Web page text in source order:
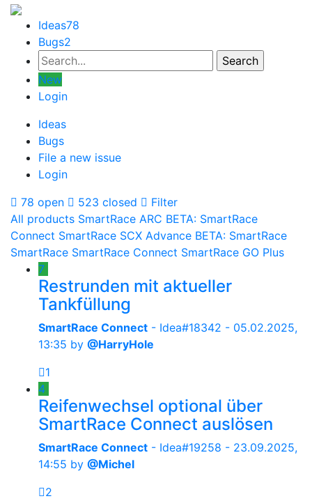
Ideas78
Bugs2
New
Login
Ideas
Bugs
File a new issue
Login
78 open
523 closed
Filter
All products SmartRace ARC BETA: SmartRace
Connect SmartRace SCX Advance BETA: SmartRace
SmartRace SmartRace Connect SmartRace GO Plus
7
Restrunden mit aktueller
Tankfüllung
SmartRace Connect - Idea#18342 - 05.02.2025,
13:35 by @HarryHole
1
4
Reifenwechsel optional über
SmartRace Connect auslösen
SmartRace Connect - Idea#19258 - 23.09.2025,
14:55 by @Michel
2